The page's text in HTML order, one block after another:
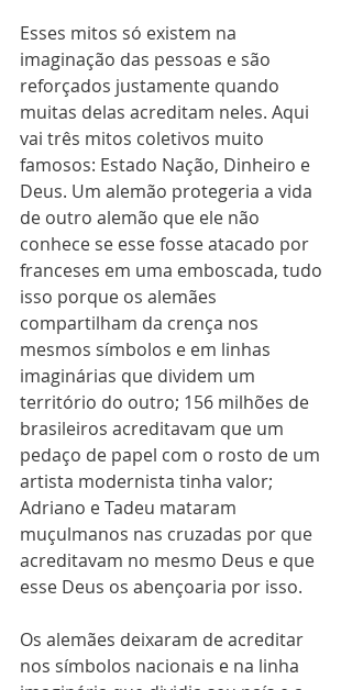
Esses mitos só existem na
imaginação das pessoas e são
reforçados justamente quando
muitas delas acreditam neles. Aqui
vai três mitos coletivos muito
famosos: Estado Nação, Dinheiro e
Deus. Um alemão protegeria a vida
de outro alemão que ele não
conhece se esse fosse atacado por
franceses em uma emboscada, tudo
isso porque os alemães
compartilham da crença nos
mesmos símbolos e em linhas
imaginárias que dividem um
território do outro; 156 milhões de
brasileiros acreditavam que um
pedaço de papel com o rosto de um
artista modernista tinha valor;
Adriano e Tadeu mataram
muçulmanos nas cruzadas por que
acreditavam no mesmo Deus e que
esse Deus os abençoaria por isso.
Os alemães deixaram de acreditar
nos símbolos nacionais e na linha